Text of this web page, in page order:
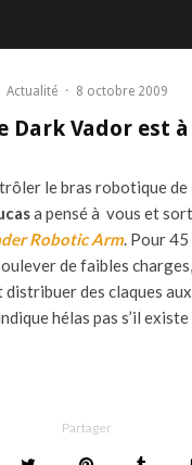
Actualité · 8 octobre 2009
Dark Vador est
le bras robotique de
a pensé à vous et
Robotic Arm. Pour
de faibles
des claques
hélas pas s’il
Partager